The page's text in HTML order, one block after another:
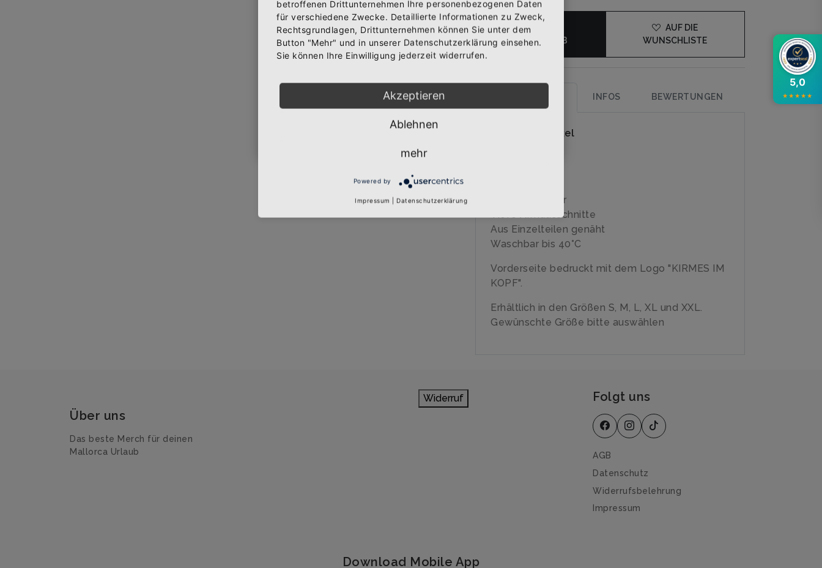
WARENKORB
AUF DIE
WUNSCHLISTE
INFOS BEWERTUNGEN
Über den Artikel
100% Polyester
Tiefe Armausschnitte
Aus Einzelteilen genäht
Waschbar bis 40°C
Vorderseite bedruckt mit dem Logo "KIRMES IM
KOPF".
Erhältlich in den Größen S, M, L, XL und XXL.
Gewünschte Größe bitte auswählen
Über uns
Das beste Merch für deinen
Mallorca Urlaub
Widerruf Folgt uns
AGB
Datenschutz
Widerrufsbelehrung
Impressum
Download Mobile App
Bekomme die aktuellsten News über neue Produkte und
zudem einen 10% Gutschein für deine nächste
Bestellung.
Abonnieren
betroffenen Drittunternehmen Ihre personenbezogenen Daten
für verschiedene Zwecke. Detaillierte Informationen zu Zweck,
Rechtsgrundlagen, Drittunternehmen können Sie unter dem
Button "Mehr" und in unserer Datenschutzerklärung einsehen.
Sie können Ihre Einwilligung jederzeit widerrufen.
Akzeptieren
Ablehnen
mehr
Powered by
Impressum Datenschutzerklärung
5,0
★★★★★